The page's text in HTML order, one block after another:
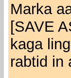
Marka
[SAVE
kaga
rabtid in